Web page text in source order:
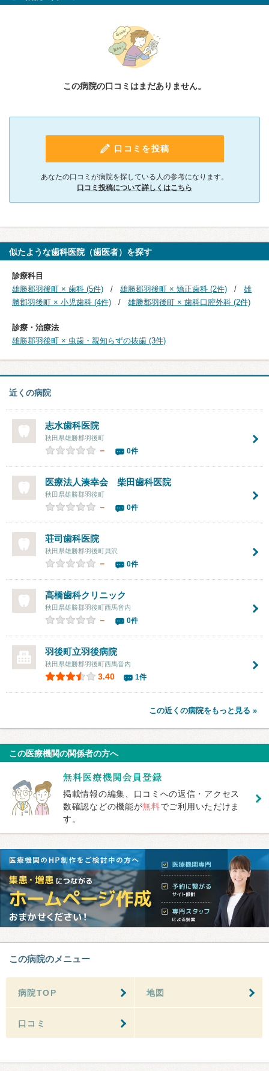
この病院の口コミはまだありません。
口コミを投稿
あなたの口コミが病院を探している人の参考になります。
口コミ投稿について詳しくはこちら
似たような歯科医院（歯医者）を探す
診療科目
雄勝郡羽後町 × 歯科 (5件)
雄勝郡羽後町 × 矯正歯科 (2件)
雄
勝郡羽後町 × 小児歯科 (4件)
雄勝郡羽後町 × 歯科口腔外科 (2件)
診療・治療法
雄勝郡羽後町 × 虫歯・親知らずの抜歯 (3件)
近くの病院
志水歯科医院
秋田県雄勝郡羽後町
－ 0件
医療法人湊幸会 柴田歯科医院
秋田県雄勝郡羽後町
－ 0件
荘司歯科医院
秋田県雄勝郡羽後町貝沢
－ 0件
高橋歯科クリニック
秋田県雄勝郡羽後町西馬音内
－ 0件
羽後町立羽後病院
秋田県雄勝郡羽後町西馬音内
3.40 1件
この近くの病院をもっと見る »
この医療機関の関係者の方へ
掲載情報の編集、口コミへの返信・アクセス
数確認などの機能が無料でご利用いただけま
す。
この病院のメニュー
病院TOP 地図
口コミ